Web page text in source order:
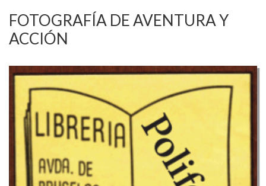
FOTOGRAFÍA DE AVENTURA Y
ACCIÓN